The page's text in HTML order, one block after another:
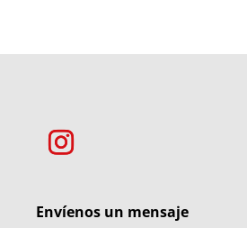
Envíenos un mensaje